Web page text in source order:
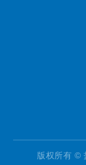
版权所有 ©